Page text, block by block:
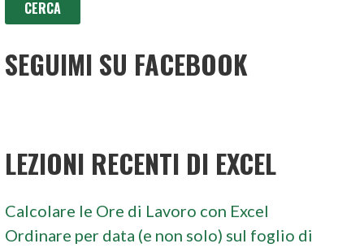
SEGUIMI SU FACEBOOK
LEZIONI RECENTI DI EXCEL
Calcolare le Ore di Lavoro con Excel
Ordinare per data (e non solo) sul foglio di